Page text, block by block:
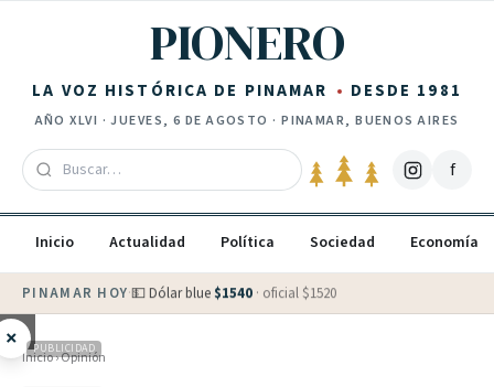
PIONERO
LA VOZ HISTÓRICA DE PINAMAR DESDE 1981
AÑOXLVI ·JUEVES, 6 DE AGOSTO · PINAMAR, BUENOS AIRES
f
Inicio Actualidad Política Sociedad Economía
PINAMAR HOY·💵 Dólar blue $1540 · oficial $1520
× PUBLICIDAD
Inicio›Opinión